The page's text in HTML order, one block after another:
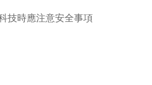
技時應注意安全事項